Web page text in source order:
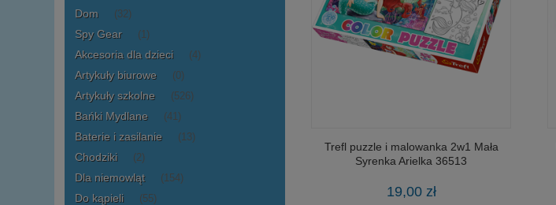
Dom (32)
Spy Gear (1)
Akcesoria dla dzieci (4)
Artykuły biurowe (0)
Artykuły szkolne (526)
Bańki Mydlane (41)
Baterie i zasilanie (13)
Chodziki (2)
Dla niemowląt (154)
Do kąpieli (55)
Trefl puzzle i malowanka 2w1 Mała
Syrenka Arielka 36513
19,00 zł